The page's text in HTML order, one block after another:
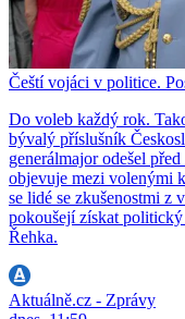
Čeští vojáci v politice.
Do voleb každý rok.
bývalý příslušník
generálmajor odešel
objevuje mezi volenými
se lidé se zkušenostmi z
pokoušejí získat
Řehka.
Aktuálně.cz - Zprávy